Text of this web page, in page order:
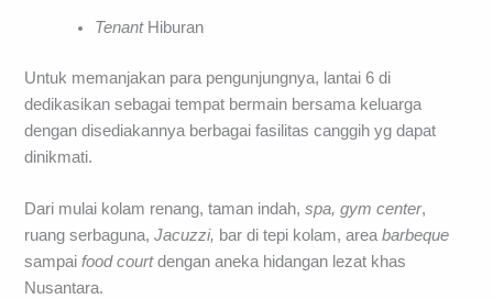
TenantHiburan
Untuk memanjakan para pengunjungnya, lantai 6 di
dedikasikan sebagai tempat bermain bersama keluarga
dengan disediakannya berbagai fasilitas canggih yg dapat
dinikmati.
Dari mulai kolam renang, taman indah,spa, gym center,
ruang serbaguna,Jacuzzi, bar di tepi kolam, areabarbeque
sampaifood courtdengan aneka hidangan lezat khas
Nusantara.